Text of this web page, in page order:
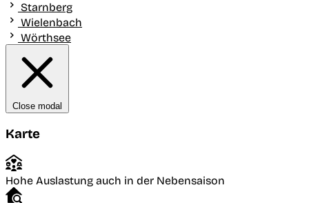
Starnberg
Wielenbach
Wörthsee
Close modal
Karte
Hohe Auslastung auch in der Nebensaison